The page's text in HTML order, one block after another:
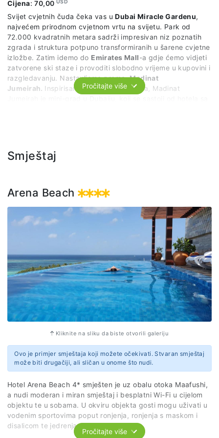
Cijena:70,00 USD
Svijet cvjetnih čuda čeka vas uDubai Miracle Gardenu,
najvećem prirodnom cvjetnom vrtu na svijetu. Park od
72.000 kvadratnih metara sadrži impresivan niz poznatih
zgrada i struktura potpuno transformiranih u šarene cvjetne
izložbe. Zatim idemo do Emirates Mall-a gdje ćemo vidjeti
zatvorene ski staze i provoditi slobodno vrijeme u kupovini i
razgledavanju. Nastavljamo premaMadinat
Jumeirah. Inspirisan arapskim gradovima, Madinat
Trajanje izleta: 10 sati
ulaznica za Dubai Miracle Garden.
Pročitajte više
Smještaj
Arena Beach
Kliknite na sliku da biste otvorili galeriju
Ovo je primjer smještaja koji možete očekivati. Stvaran smještaj
može biti drugačiji, ali sličan u onome što nudi.
Hotel Arena Beach 4* smješten je uz obalu otoka Maafushi,
a nudi moderan i miran smještaj i besplatni Wi-Fi u cijelom
objektu te u sobama. U okviru objekta gosti mogu uživati u
vodenim sportovima poput ronjenja, ronjenja s maskom i
disalicom te jedrenja na dasci.
Pročitajte više